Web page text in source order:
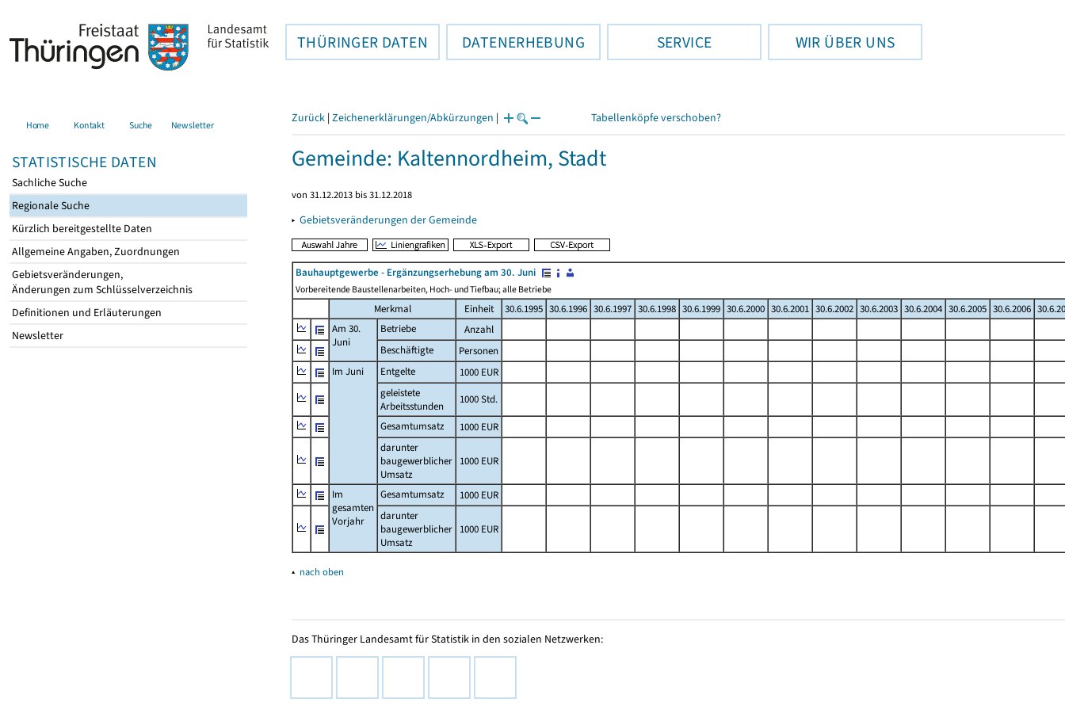
THÜRINGER DATEN DATENERHEBUNG SERVICE WIR ÜBER UNS
Home Kontakt Suche Newsletter
STATISTISCHE DATEN
Sachliche Suche
Regionale Suche
Kürzlich bereitgestellte Daten
Allgemeine Angaben, Zuordnungen
Gebietsveränderungen,
Änderungen zum Schlüsselverzeichnis
Definitionen und Erläuterungen
Newsletter
Zurück | Zeichenerklärungen/Abkürzungen | Tabellenköpfe verschoben?
Gemeinde: Kaltennordheim, Stadt
von 31.12.2013 bis 31.12.2018
▸ Gebietsveränderungen der Gemeinde
Bauhauptgewerbe - Ergänzungserhebung am 30. Juni
Vorbereitende Baustellenarbeiten, Hoch- und Tiefbau; alle Betriebe
Merkmal Einheit 30.6.1995 30.6.1996 30.6.1997 30.6.1998 30.6.1999 30.6.2000 30.6.2001 30.6.2002 30.6.2003 30.6.2004 30.6.2005 30.6.2006
Am 30.
Juni
Betriebe
Anzahl
Beschäftigte
Personen
Im Juni
Entgelte
1000 EUR
geleistete
Arbeitsstunden
1000 Std.
Gesamtumsatz
1000 EUR
darunter
baugewerblicher
Umsatz
1000 EUR
Im
gesamten
Vorjahr
Gesamtumsatz
1000 EUR
darunter
baugewerblicher
Umsatz
1000 EUR
▴ nach oben
Das Thüringer Landesamt für Statistik in den sozialen Netzwerken: